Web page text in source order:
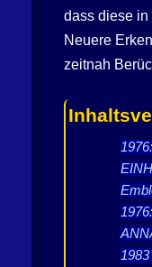
dass diese
Neuere
zeitnah
1983